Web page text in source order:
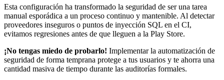
Esta configuración ha transformado la seguridad de ser una tarea
manual esporádica a un proceso continuo y mantenible. Al detectar
proveedores inseguros o puntos de inyección SQL en el CI,
evitamos regresiones antes de que lleguen a la Play Store.
¡No tengas miedo de probarlo! Implementar la automatización de
seguridad de forma temprana protege a tus usuarios y te ahorra una
cantidad masiva de tiempo durante las auditorías formales.